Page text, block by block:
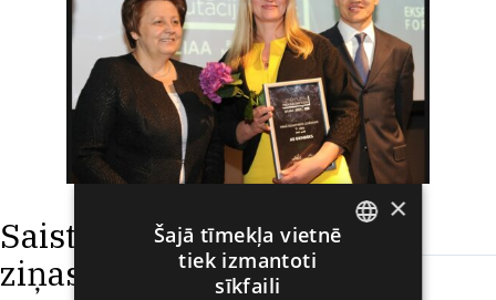
Saistītās
ziņas
×
Šajā tīmekļa vietnē
tiek izmantoti
sīkfaili